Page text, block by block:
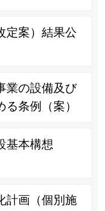
定案）結果公
業の設備及び
条例（案）
基本構想
計画（個別施